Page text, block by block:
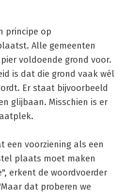
principe op
Alle gemeenten
voldoende grond voor.
is dat die grond vaak wél
Er staat bijvoorbeeld
glijbaan. Misschien is er
een voorziening als een
plaats moet maken
erkent de woordvoerder
dat proberen we